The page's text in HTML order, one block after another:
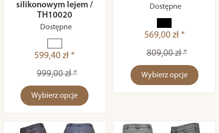
silikonowym lejem /
TH10020
Dostępne
599,40 zł *
999,00 zł *
Wybierz opcje
Dostępne
569,00 zł *
809,00 zł *
Wybierz opcje